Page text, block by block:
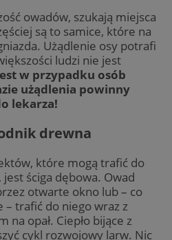
owadów, szukają miejsca
są to samice, które na
Użądlenie osy potrafi
ludzi nie jest
w przypadku osób
użądlenia powinny
lekarza!
drewna
które mogą trafić do
ściga dębowa. Owad
otwarte okno lub – co
trafić do niego wraz z
opał. Ciepło bijące z
cykl rozwojowy larw. Nic